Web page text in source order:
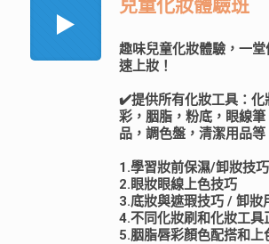
兒童化妝體驗班
趣味兒童化妝體驗，一
速上妝！
✔️提供所有化妝工具：化
彩，胭脂，粉底，眼線
品，調色盤，清潔用品等
1.學習妝前保濕/卸妝技
2.眼妝眼線上色技巧
3.底妝與遮瑕技巧 / 卸妝
4.不同化妝刷和化妝工具
5.胭脂唇彩顏色配搭和上